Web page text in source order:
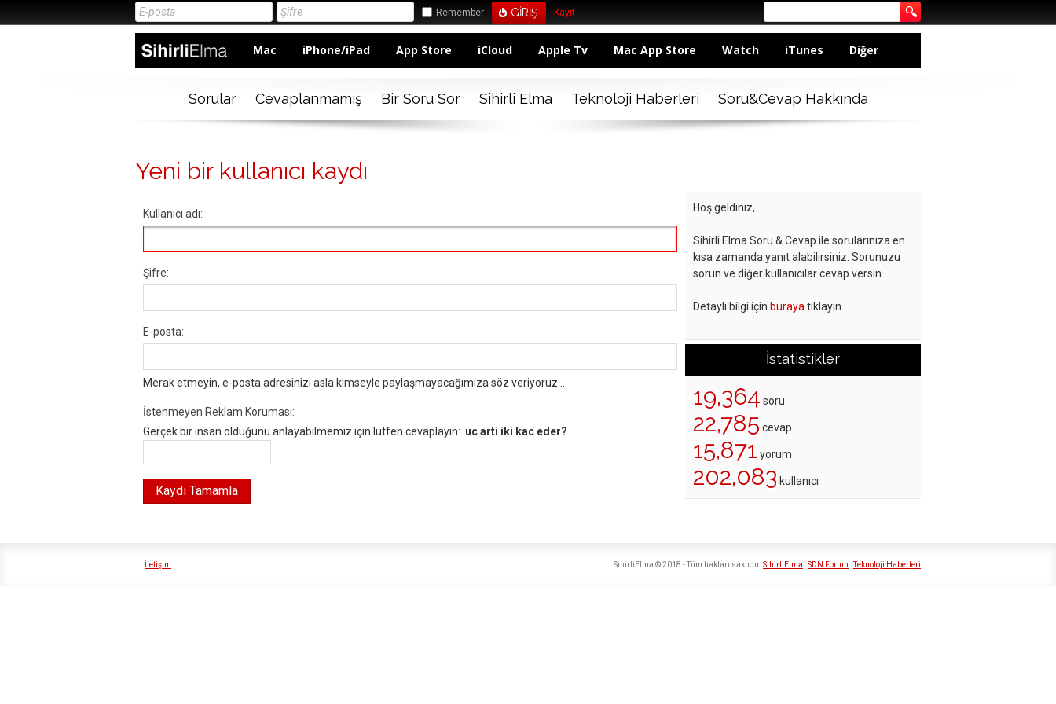
Remember Kayıt
Mac iPhone/iPad App Store iCloud Apple Tv Mac App Store Watch iTunes Diğer
Sorular Cevaplanmamış Bir Soru Sor Sihirli Elma Teknoloji Haberleri Soru&Cevap Hakkında
Yeni bir kullanıcı kaydı
Kullanıcı adı:
Şifre:
E-posta:
Merak etmeyin, e-posta adresinizi asla kimseyle paylaşmayacağımıza söz veriyoruz...
İstenmeyen Reklam Koruması:
Gerçek bir insan olduğunu anlayabilmemiz için lütfen cevaplayın:. uc arti iki kac eder?
Hoş geldiniz,
Sihirli Elma Soru & Cevap ile sorularınıza en
kısa zamanda yanıt alabilirsiniz. Sorunuzu
sorun ve diğer kullanıcılar cevap versin.
Detaylı bilgi için buraya tıklayın.
İstatistikler
19,364 soru
22,785 cevap
15,871 yorum
202,083 kullanıcı
İletişim SihirliElma SDN Forum Teknoloji Haberleri
SihirliElma © 2018 - Tüm hakları saklıdır